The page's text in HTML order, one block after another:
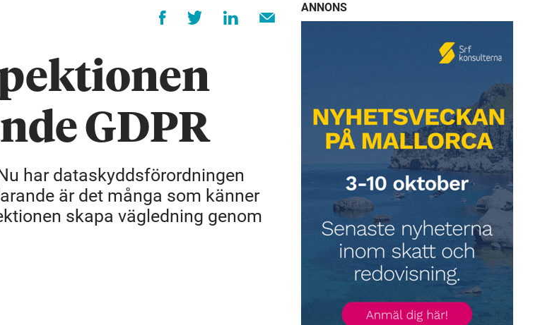
GDPR
har dataskyddsförordningen
är det många som känner
skapa vägledning genom
ANNONS